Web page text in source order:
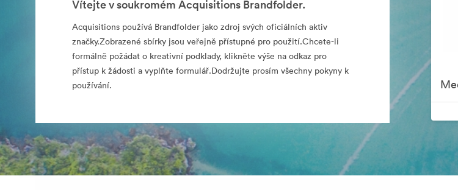
Vítejte v soukromém Acquisitions Brandfolder.
Acquisitions používá Brandfolder jako zdroj svých oficiálních aktiv
značky.Zobrazené sbírky jsou veřejně přístupné pro použití.Chcete-li
formálně požádat o kreativní podklady, klikněte výše na odkaz pro
přístup k žádosti a vyplňte formulář.Dodržujte prosím všechny pokyny k
používání.